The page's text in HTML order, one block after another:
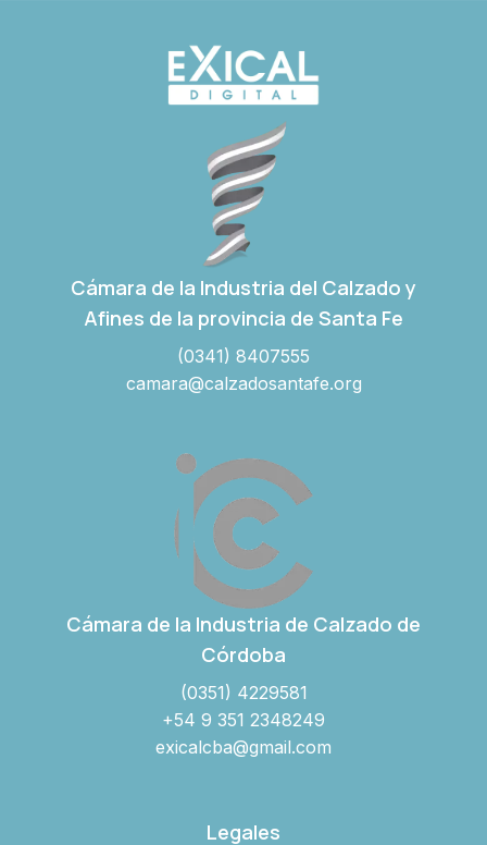
Cámara de la Industria del Calzado y
Afines de la provincia de Santa Fe
(0341) 8407555
camara@calzadosantafe.org
Cámara de la Industria de Calzado de
Córdoba
(0351) 4229581
+54 9 351 2348249
exicalcba@gmail.com
Legales